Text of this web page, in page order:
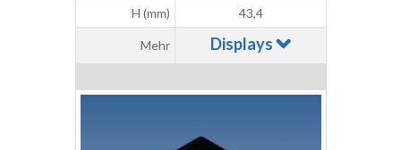
H (mm)
43,4
Mehr Displays